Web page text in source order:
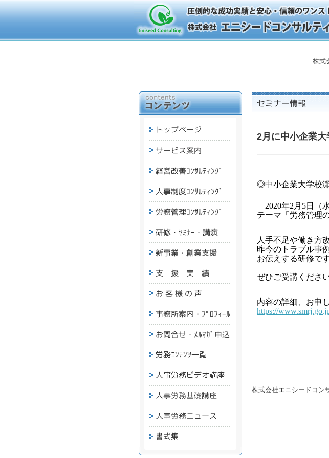
株式
2月に中小企業大
◎中小企業大学校
2020年2 月 5日（水
テーマ「労務管理
人手不足や働き方
昨今のトラブル事
お伝えする研修です
ぜひご受講ください
内容の詳細、お申
https://
株式会社エニシードコ